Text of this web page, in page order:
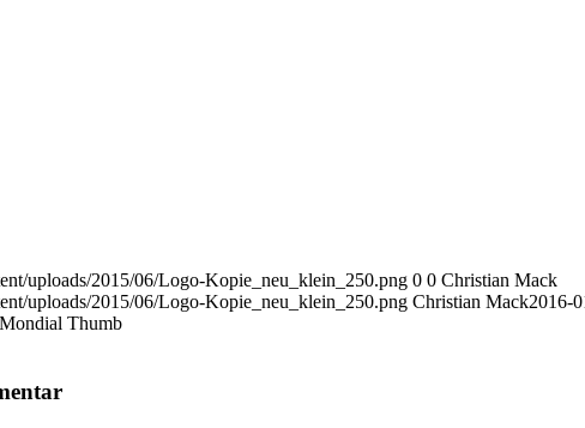
uploads/2015/06/Logo-Kopie_neu_klein_250.png 0 0 Christian Mack
uploads/2015/06/Logo-Kopie_neu_klein_250.png Christian Mack2016-
Mondial Thumb